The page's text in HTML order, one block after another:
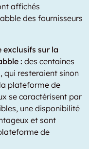
affichés
des fournisseurs
exclusifs sur la
: des centaines
qui resteraient sinon
plateforme de
se caractérisent par
une disponibilité
et sont
de